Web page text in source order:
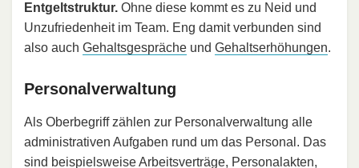
Entgeltstruktur. Ohne diese kommt es zu Neid und
Unzufriedenheit im Team. Eng damit verbunden sind
also auch Gehaltsgespräche und Gehaltserhöhungen.
Personalverwaltung
Als Oberbegriff zählen zur Personalverwaltung alle
administrativen Aufgaben rund um das Personal. Das
sind beispielsweiseArbeitsverträge, Personalakten,